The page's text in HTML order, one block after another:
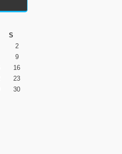
S
2
9
16
23
30